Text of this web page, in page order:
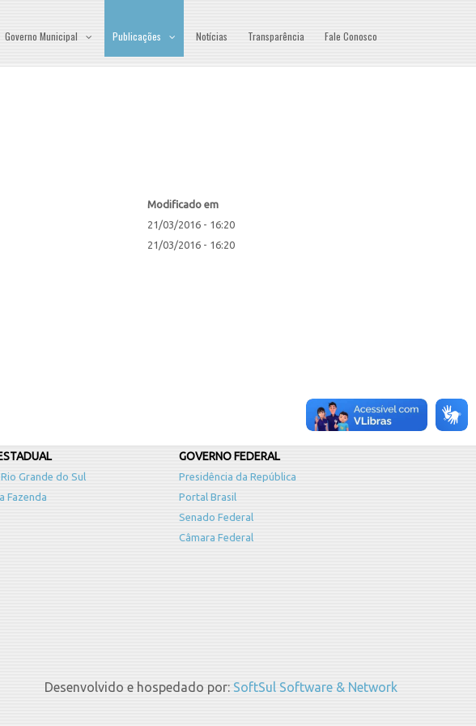
Governo Municipal Publicações Notícias Transparência Fale Conosco
Modificado em
21/03/2016 - 16:20
21/03/2016 - 16:20
Grande do Sul
Fazenda
GOVERNO FEDERAL
Presidência da República
Portal Brasil
Senado Federal
Câmara Federal
Desenvolvido e hospedado por: SoftSul Software & Network